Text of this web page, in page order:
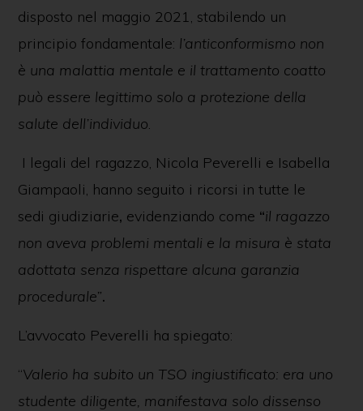
disposto nel maggio 2021, stabilendo un
principio fondamentale: l’anticonformismo non
è una malattia mentale e il trattamento coatto
può essere legittimo solo a protezione della
salute dell’individuo.
I legali del ragazzo, Nicola Peverelli e Isabella
Giampaoli, hanno seguito i ricorsi in tutte le
sedi giudiziarie, evidenziando come “il ragazzo
non aveva problemi mentali e la misura è stata
adottata senza rispettare alcuna garanzia
procedurale”.
L’avvocato Peverelli ha spiegato:
“Valerio ha subito un TSO ingiustificato: era uno
studente diligente, manifestava solo dissenso